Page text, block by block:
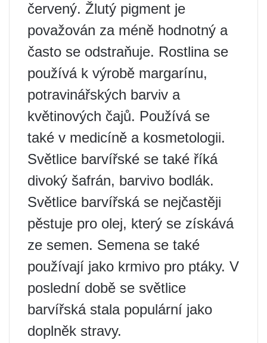
červený. Žlutý pigment je
považován za méně hodnotný a
často se odstraňuje. Rostlina se
používá k výrobě margarínu,
potravinářských barviv a
květinových čajů. Používá se
také v medicíně a kosmetologii.
Světlice barvířské se také říká
divoký šafrán, barvivo bodlák.
Světlice barvířská se nejčastěji
pěstuje pro olej, který se získává
ze semen. Semena se také
používají jako krmivo pro ptáky. V
poslední době se světlice
barvířská stala populární jako
doplněk stravy.